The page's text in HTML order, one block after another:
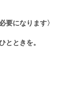
要になります〉
とときを。